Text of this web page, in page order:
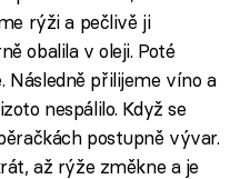
rýži a pečlivě ji
obalila v oleji. Poté
Následně přilijeme víno a
nespálilo. Když se
postupně vývar.
až rýže změkne a je